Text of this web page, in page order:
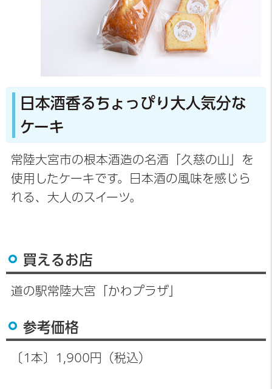
日本酒香るちょっぴり大人気分な
ケーキ
常陸大宮市の根本酒造の名酒「久慈の山」を
使用したケーキです。日本酒の風味を感じら
れる、大人のスイーツ。
買えるお店
道の駅常陸大宮「かわプラザ」
参考価格
〔1本〕1,900円（税込）